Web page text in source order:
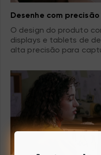
Desenhe com
O design do produto
displays e tablets de
alta precisão para
realizem suas ideias
tendências futuras de